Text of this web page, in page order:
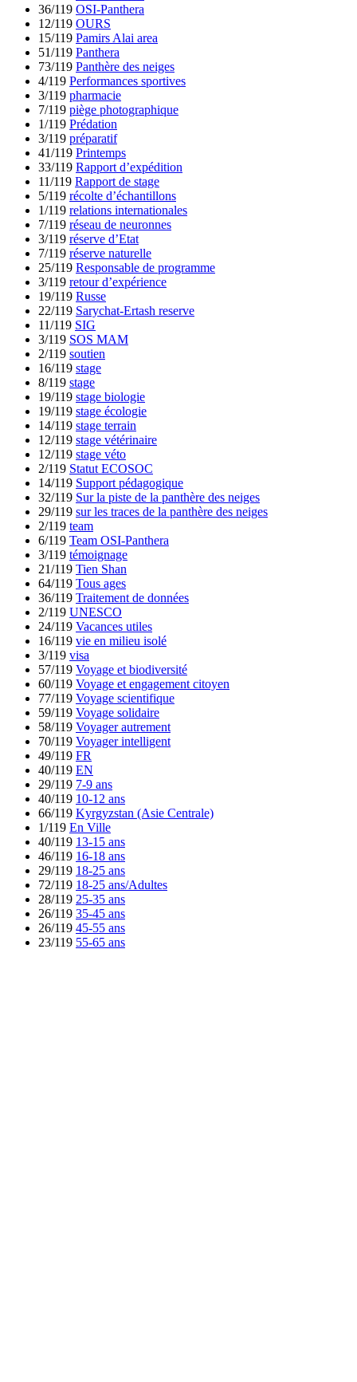
36/119 OSI-Panthera
12/119 OURS
15/119 Pamirs Alai area
51/119 Panthera
73/119 Panthère des neiges
4/119 Performances sportives
3/119 pharmacie
7/119 piège photographique
1/119 Prédation
3/119 préparatif
41/119 Printemps
33/119 Rapport d’expédition
11/119 Rapport de stage
5/119 récolte d’échantillons
1/119 relations internationales
7/119 réseau de neuronnes
3/119 réserve d’Etat
7/119 réserve naturelle
25/119 Responsable de programme
3/119 retour d’expérience
19/119 Russe
22/119 Sarychat-Ertash reserve
11/119 SIG
3/119 SOS MAM
2/119 soutien
16/119 stage
8/119 stage
19/119 stage biologie
19/119 stage écologie
14/119 stage terrain
12/119 stage vétérinaire
12/119 stage véto
2/119 Statut ECOSOC
14/119 Support pédagogique
32/119 Sur la piste de la panthère des neiges
29/119 sur les traces de la panthère des neiges
2/119 team
6/119 Team OSI-Panthera
3/119 témoignage
21/119 Tien Shan
64/119 Tous ages
36/119 Traitement de données
2/119 UNESCO
24/119 Vacances utiles
16/119 vie en milieu isolé
3/119 visa
57/119 Voyage et biodiversité
60/119 Voyage et engagement citoyen
77/119 Voyage scientifique
59/119 Voyage solidaire
58/119 Voyager autrement
70/119 Voyager intelligent
49/119 FR
40/119 EN
29/119 7-9 ans
40/119 10-12 ans
66/119 Kyrgyzstan (Asie Centrale)
1/119 En Ville
40/119 13-15 ans
46/119 16-18 ans
29/119 18-25 ans
72/119 18-25 ans/Adultes
28/119 25-35 ans
26/119 35-45 ans
26/119 45-55 ans
23/119 55-65 ans